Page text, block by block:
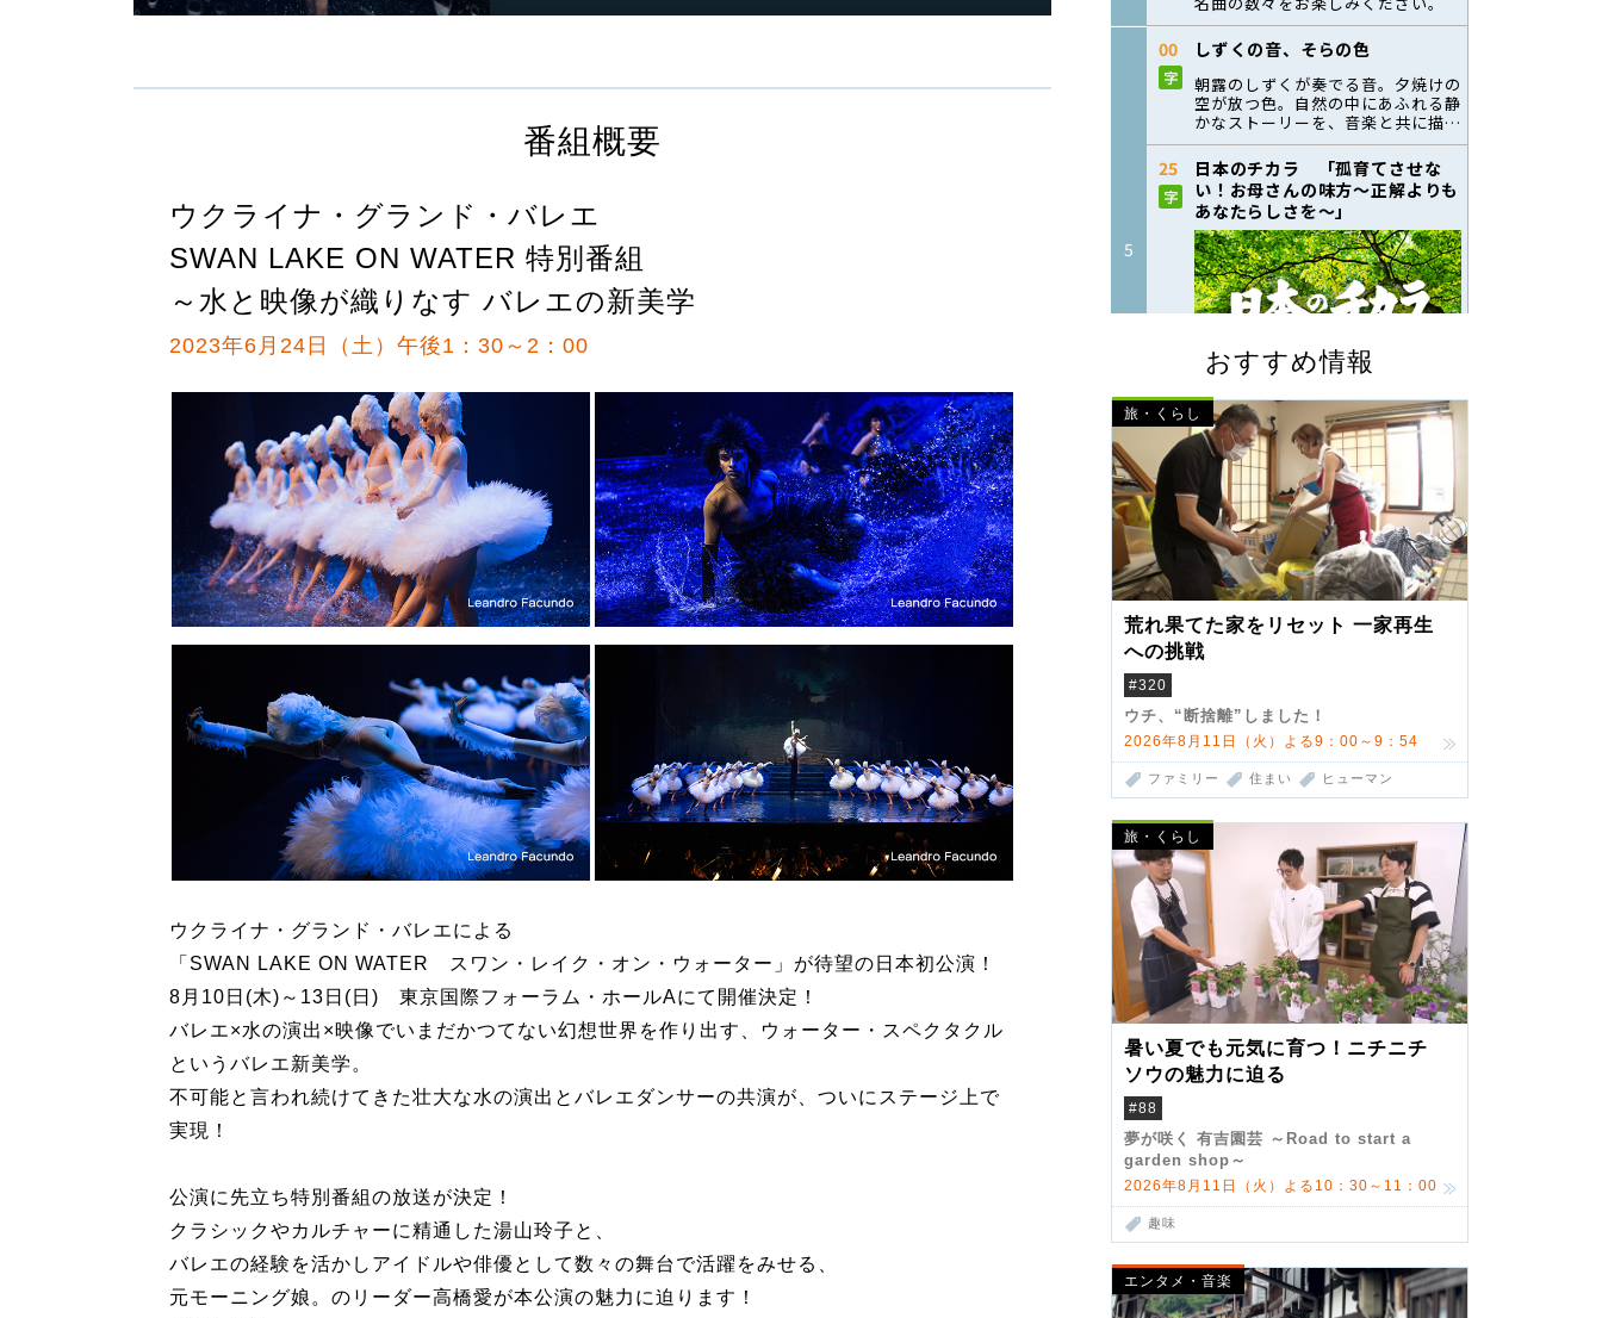
おすすめ情報
旅・くらし
荒れ果てた家をリセット 一家再生
への挑戦
#320
ウチ、“断捨離”しました！
2026年8月11日（火）よる9：00～9：54
ファミリー 住まい ヒューマン
旅・くらし
暑い夏でも元気に育つ！ニチニチ
ソウの魅力に迫る
#88
夢が咲く 有吉園芸 ～Road to start a
garden shop～
2026年8月11日（火）よる10：30～11：00
趣味
エンタメ・音楽
番組概要
ウクライナ・グランド・バレエ
SWAN LAKE ON WATER 特別番組
～水と映像が織りなす バレエの新美学
2023年6月24日（土）午後1：30～2：00
ウクライナ・グランド・バレエによる
「SWAN LAKE ON WATER スワン・レイク・オン・ウォーター」が待望の日本初公演！
8月10日(木)～13日(日) 東京国際フォーラム・ホールAにて開催決定！
バレエ×水の演出×映像でいまだかつてない幻想世界を作り出す、ウォーター・スペクタクル
というバレエ新美学。
不可能と言われ続けてきた壮大な水の演出とバレエダンサーの共演が、ついにステージ上で
実現！
公演に先立ち特別番組の放送が決定！
クラシックやカルチャーに精通した湯山玲子と、
バレエの経験を活かしアイドルや俳優として数々の舞台で活躍をみせる、
元モーニング娘。のリーダー高橋愛が本公演の魅力に迫ります！